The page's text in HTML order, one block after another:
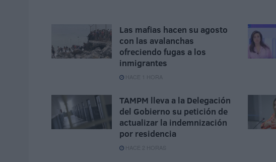
Las mafias hacen su agosto
con las avalanchas
ofreciendo fugas a los
inmigrantes
HACE 1 HORA
TAMPM lleva a la Delegación
del Gobierno su petición de
actualizar la indemnización
por residencia
HACE 2 HORAS